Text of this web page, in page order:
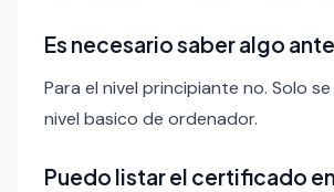
Es necesario saber algo
Para el nivel principiante no. Solo
nivel basico de ordenador.
Puedo listar el certificado